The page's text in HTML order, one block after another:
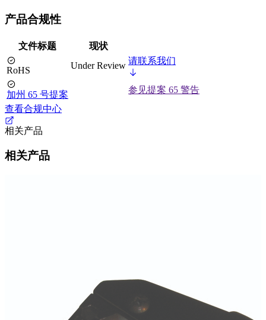
产品合规性
文件标题 现状
RoHS Under Review 请联系我们
加州 65 号提案
参见提案 65 警告
查看合规中心
相关产品
相关产品